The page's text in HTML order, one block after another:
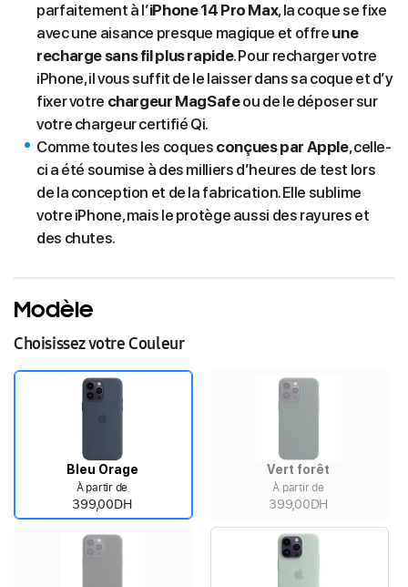
parfaitement à l’iPhone 14 Pro Max, la coque se fixe
avec une aisance presque magique et offre une
recharge sans fil plus rapide. Pour recharger votre
iPhone, il vous suffit de le laisser dans sa coque et d’y
fixer votre chargeur MagSafeou de le déposer sur
votre chargeur certifié Qi.
Comme toutes les coques conçues par Apple, celle-
ci a été soumise à des milliers d’heures de test lors
de la conception et de la fabrication. Elle sublime
votre iPhone, mais le protège aussi des rayures et
des chutes.
Modèle
Choisissez votre Couleur
Bleu Orage
À partir de
399,00DH
Vert forêt
À partir de
399,00DH